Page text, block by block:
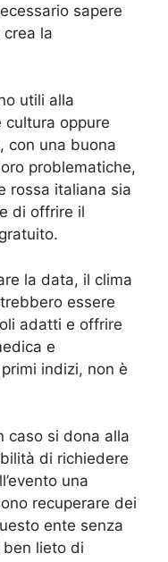
sapere
crea la
utili alla
cultura oppure
con una buona
problematiche,
rossa italiana sia
di offrire il
la data, il clima
essere
adatti e offrire
e
indizi, non è
caso si dona alla
di richiedere
una
recuperare dei
ente senza
ben lieto di